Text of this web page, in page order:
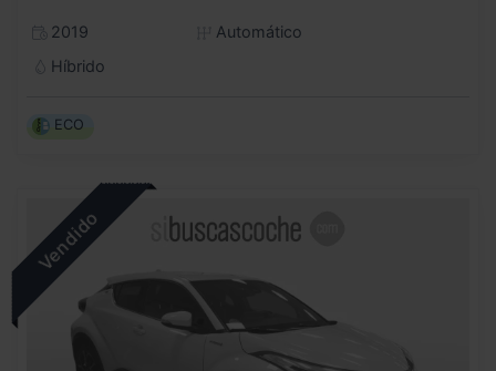
2019
Automático
Híbrido
ECO